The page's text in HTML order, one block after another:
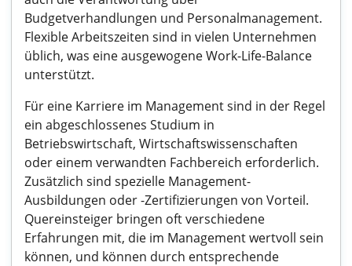
Budgetverhandlungen und Personalmanagement.
Flexible Arbeitszeiten sind in vielen Unternehmen
üblich, was eine ausgewogene Work-Life-Balance
unterstützt.
Für eine Karriere im Management sind in der Regel
ein abgeschlossenes Studium in
Betriebswirtschaft, Wirtschaftswissenschaften
oder einem verwandten Fachbereich erforderlich.
Zusätzlich sind spezielle Management-
Ausbildungen oder -Zertifizierungen von Vorteil.
Quereinsteiger bringen oft verschiedene
Erfahrungen mit, die im Management wertvoll sein
können, und können durch entsprechende